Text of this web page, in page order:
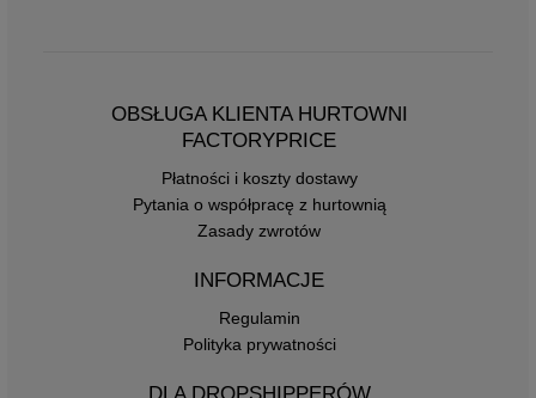
OBSŁUGA KLIENTA HURTOWNI
FACTORYPRICE
Płatności i koszty dostawy
Pytania o współpracę z hurtownią
Zasady zwrotów
INFORMACJE
Regulamin
Polityka prywatności